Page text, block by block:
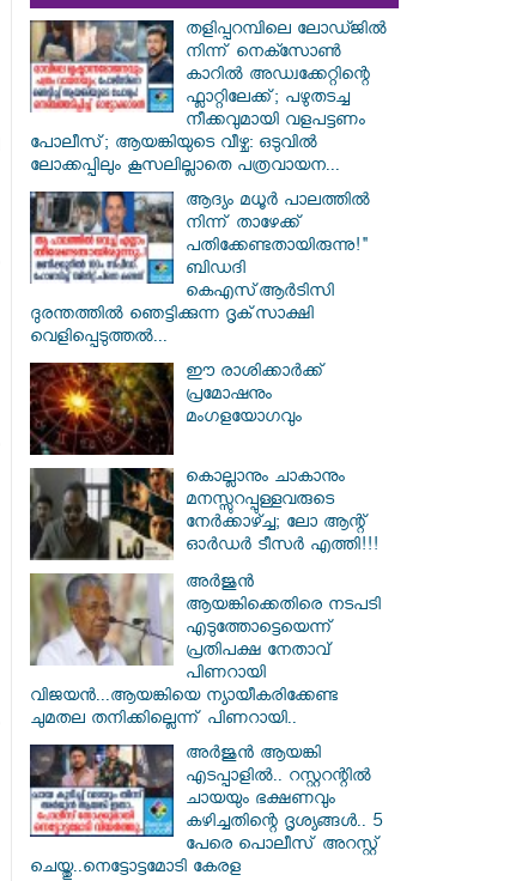
തളിപ്പറമ്പിലെ ലോഡ്ജിൽ
നിന്ന് നെക്സോൺ
കാറിൽ അഡ്വക്കേറ്റിന്റെ
ഫ്ലാറ്റിലേക്ക്; പഴുതടച്ച
നീക്കവുമായി വളപട്ടണം
പോലീസ്; ആയങ്കിയുടെ വീഴ്ച: ഒടുവിൽ
ലോക്കപ്പിലും കൂസലില്ലാതെ പത്രവായന...
ആദ്യം മധൂർ പാലത്തിൽ
നിന്ന് താഴേക്ക്
പതിക്കേണ്ടതായിരുന്നു!"
ബിഡദി
കെഎസ്ആർടിസി
ദുരന്തത്തിൽ ഞെട്ടിക്കുന്ന ദൃക്‌സാക്ഷി
വെളിപ്പെടുത്തൽ...
ഈ രാശിക്കാർക്ക്
പ്രമോഷനും
മംഗളയോഗവും
കൊല്ലാനും ചാകാനും
മനസ്സുറപ്പുള്ളവരുടെ
നേർക്കാഴ്ച്ച; ലോ ആന്റ്
ഓർഡർ ടീസർ എത്തി!!!
അർജുൻ
ആയങ്കിക്കെതിരെ നടപടി
എടുത്തോട്ടെയെന്ന്
പ്രതിപക്ഷ നേതാവ്
പിണറായി
വിജയൻ...ആയങ്കിയെ ന്യായീകരിക്കേണ്ട
ചുമതല തനിക്കില്ലെന്ന് പിണറായി..
അർജുൻ ആയങ്കി
എടപ്പാളിൽ.. റസ്റ്ററന്റിൽ
ചായയും ഭക്ഷണവും
കഴിച്ചതിന്റെ ദൃശ്യങ്ങൾ.. 5
പേരെ പൊലീസ് അറസ്റ്റ്
ചെയ്തു..നെട്ടോട്ടമോടി കേരള